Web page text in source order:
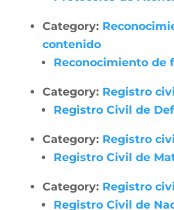
Category:
contenido
Reconocimiento de
Category: Registro
Registro Civil de
Category: Registro
Registro Civil de
Category: Registro
Registro Civil de